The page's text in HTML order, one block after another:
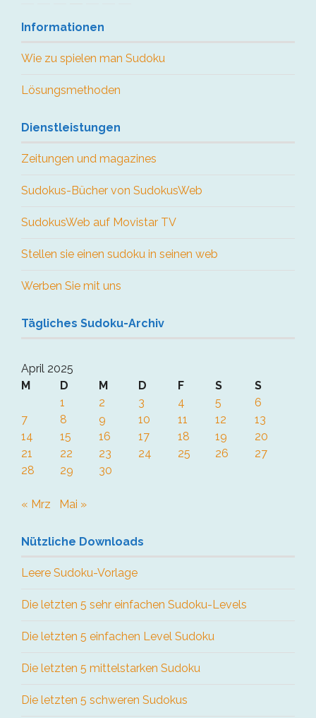
Informationen
Wie zu spielen man Sudoku
Lösungsmethoden
Dienstleistungen
Zeitungen und magazines
Sudokus-Bücher von SudokusWeb
SudokusWeb auf Movistar TV
Stellen sie einen sudoku in seinen web
Werben Sie mit uns
Tägliches Sudoku-Archiv
April 2025
M
D M D F S
S
1
2 3 4 5
6
7
8 9 10 11 12
13
14
15 16 17 18 19
20
21
22 23 24 25 26
27
28
29 30
« Mrz Mai »
Nützliche Downloads
Leere Sudoku-Vorlage
Die letzten 5 sehr einfachen Sudoku-Levels
Die letzten 5 einfachen Level Sudoku
Die letzten 5 mittelstarken Sudoku
Die letzten 5 schweren Sudokus